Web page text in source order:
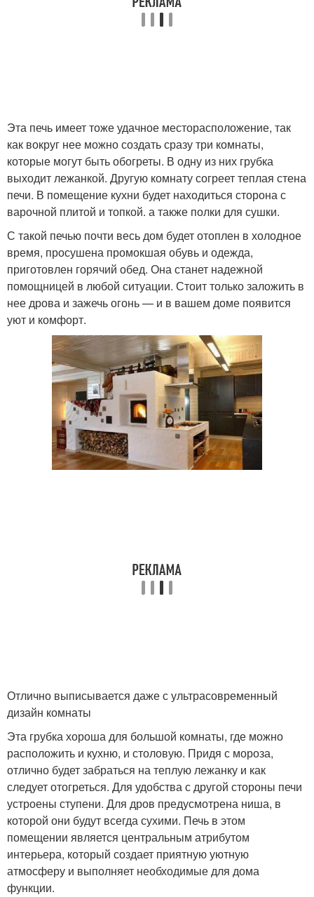
Эта печь имеет тоже удачное месторасположение, так
как вокруг нее можно создать сразу три комнаты,
которые могут быть обогреты. В одну из них грубка
выходит лежанкой. Другую комнату согреет теплая стена
печи. В помещение кухни будет находиться сторона с
варочной плитой и топкой. а также полки для сушки.
С такой печью почти весь дом будет отоплен в холодное
время, просушена промокшая обувь и одежда,
приготовлен горячий обед. Она станет надежной
помощницей в любой ситуации. Стоит только заложить в
нее дрова и зажечь огонь — и в вашем доме появится
уют и комфорт.
Отлично выписывается даже с ультрасовременный
дизайн комнаты
Эта грубка хороша для большой комнаты, где можно
расположить и кухню, и столовую. Придя с мороза,
отлично будет забраться на теплую лежанку и как
следует отогреться. Для удобства с другой стороны печи
устроены ступени. Для дров предусмотрена ниша, в
которой они будут всегда сухими. Печь в этом
помещении является центральным атрибутом
интерьера, который создает приятную уютную
атмосферу и выполняет необходимые для дома
функции.